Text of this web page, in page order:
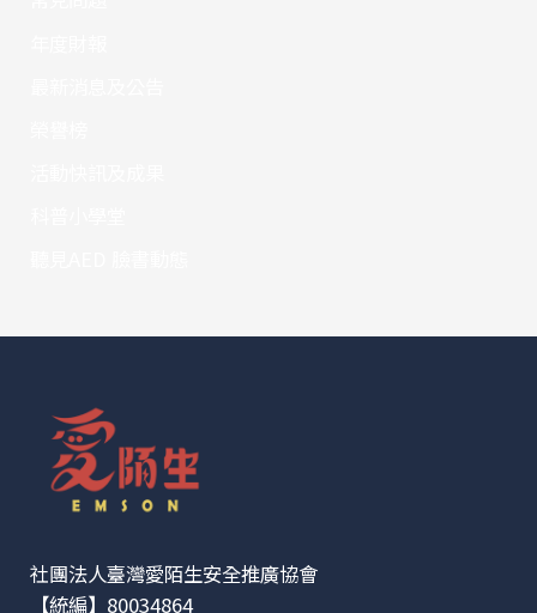
社團法人臺灣愛陌生安全推廣協會
【統編】80034864